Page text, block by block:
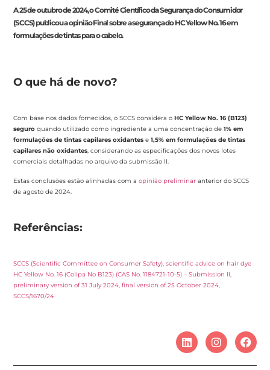
A 25 de outubro de 2024, o Comité Científico da Segurança do Consumidor
(SCCS) publicou a opinião Final sobre a segurança do HC Yellow No. 16 em
formulações de tintas para o cabelo.
O que há de novo?
Com base nos dados fornecidos, o SCCS considera oHC Yellow No. 16 (B123)
seguroquando utilizado como ingrediente a uma concentração de1% em
formulações de tintas capilares oxidantes e1,5% em formulações de tintas
capilares não oxidantes, considerando as especificações dos novos lotes
comerciais detalhadas no arquivo da submissão II.
Estas conclusões estão alinhadas com aopinião preliminar anterior do SCCS
de agosto de 2024.
Referências:
SCCS (Scientific Committee on Consumer Safety), scientific advice on hair dye
HC Yellow No. 16 (Colipa No B123) (CAS No. 1184721-10-5) – Submission II,
preliminary version of 31 July 2024, final version of 25 October 2024,
SCCS/1670/24